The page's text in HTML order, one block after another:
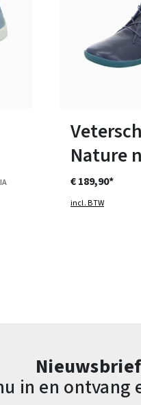
Nature
€ 189,90*
incl. BTW
in en ontvang